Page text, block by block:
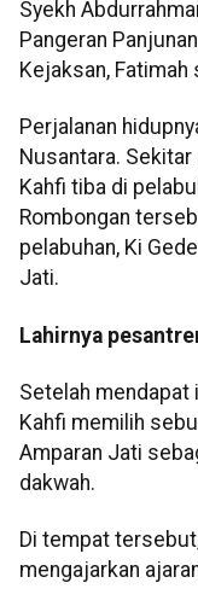
Syekh
Pangeran
Kejaksan, Fatimah
Perjalanan
Nusantara.
Kahfi tiba di
Rombongan
pelabuhan, Ki
Jati.
Lahirnya
Setelah mendapat
Kahfi memilih
Amparan Jati
dakwah.
Di tempat
mengajarkan